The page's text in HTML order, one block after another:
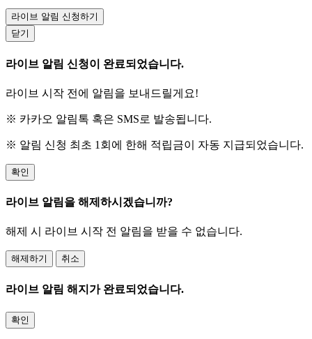
라이브 알림 신청하기
닫기
라이브 알림 신청이 완료되었습니다.
라이브 시작 전에 알림을 보내드릴게요!
※ 카카오 알림톡 혹은 SMS로 발송됩니다.
※ 알림 신청 최초 1회에 한해 적립금이 자동 지급되었습니다.
확인
라이브 알림을 해제하시겠습니까?
해제 시 라이브 시작 전 알림을 받을 수 없습니다.
해제하기 취소
라이브 알림 해지가 완료되었습니다.
확인